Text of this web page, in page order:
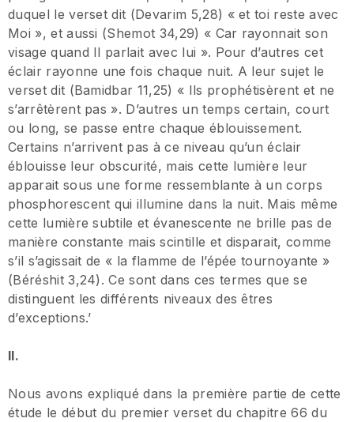
duquel le verset dit (Devarim 5,28) « et toi reste avec
Moi », et aussi (Shemot 34,29) « Car rayonnait son
visage quand Il parlait avec lui ». Pour d’autres cet
éclair rayonne une fois chaque nuit. A leur sujet le
verset dit (Bamidbar 11,25) « Ils prophétisèrent et ne
s’arrêtèrent pas ». D’autres un temps certain, court
ou long, se passe entre chaque éblouissement.
Certains n’arrivent pas à ce niveau qu’un éclair
éblouisse leur obscurité, mais cette lumière leur
apparait sous une forme ressemblante à un corps
phosphorescent qui illumine dans la nuit. Mais même
cette lumière subtile et évanescente ne brille pas de
manière constante mais scintille et disparait, comme
s’il s’agissait de « la flamme de l’épée tournoyante »
(Béréshit 3,24). Ce sont dans ces termes que se
distinguent les différents niveaux des êtres
d’exceptions.’
II.
Nous avons expliqué dans la première partie de cette
étude le début du premier verset du chapitre 66 du